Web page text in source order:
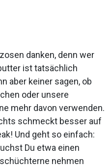
danken, denn wer
ist tatsächlich
aber keiner sagen, ob
oder unsere
mehr davon verwenden.
schmeckt besser auf
Und geht so einfach:
Du etwa einen
nehmen